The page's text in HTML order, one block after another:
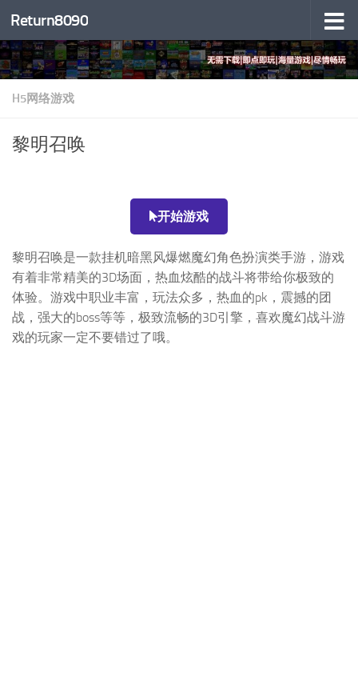
跳至内容
Return8090
H5网络游戏
黎明召唤
开始游戏
黎明召唤是一款挂机暗黑风爆燃魔幻角色扮演类手游，游戏
有着非常精美的3D场面，热血炫酷的战斗将带给你极致的
体验。游戏中职业丰富，玩法众多，热血的pk，震撼的团
战，强大的boss等等，极致流畅的3D引擎，喜欢魔幻战斗游
戏的玩家一定不要错过了哦。